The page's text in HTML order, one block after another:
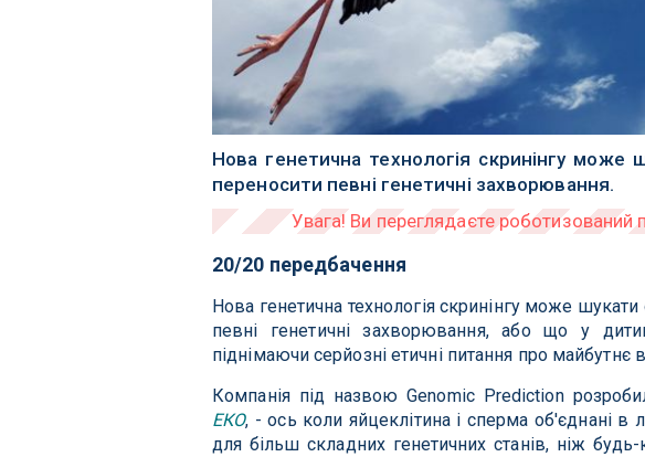
Нова генетична технологія скринінгу
переносити певні генетичні захворювання.
20/20 передбачення
Нова генетична технологія скринінгу може
певні генетичні захворювання, або що у
піднімаючи серйозні етичні питання про майбутнє
Компанія під назвою Genomic Prediction
ЕКО, - ось коли яйцеклітина і сперма об'єднані в
для більш складних генетичних станів, ніж